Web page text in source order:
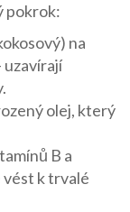
pokrok:
na
uzavírají
olej, který
B a
vést k trvalé